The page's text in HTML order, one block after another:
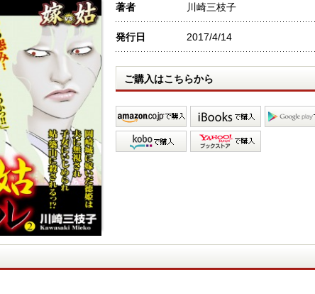
著者 川崎三枝子
発行日 2017/4/14
ご購入はこちらから